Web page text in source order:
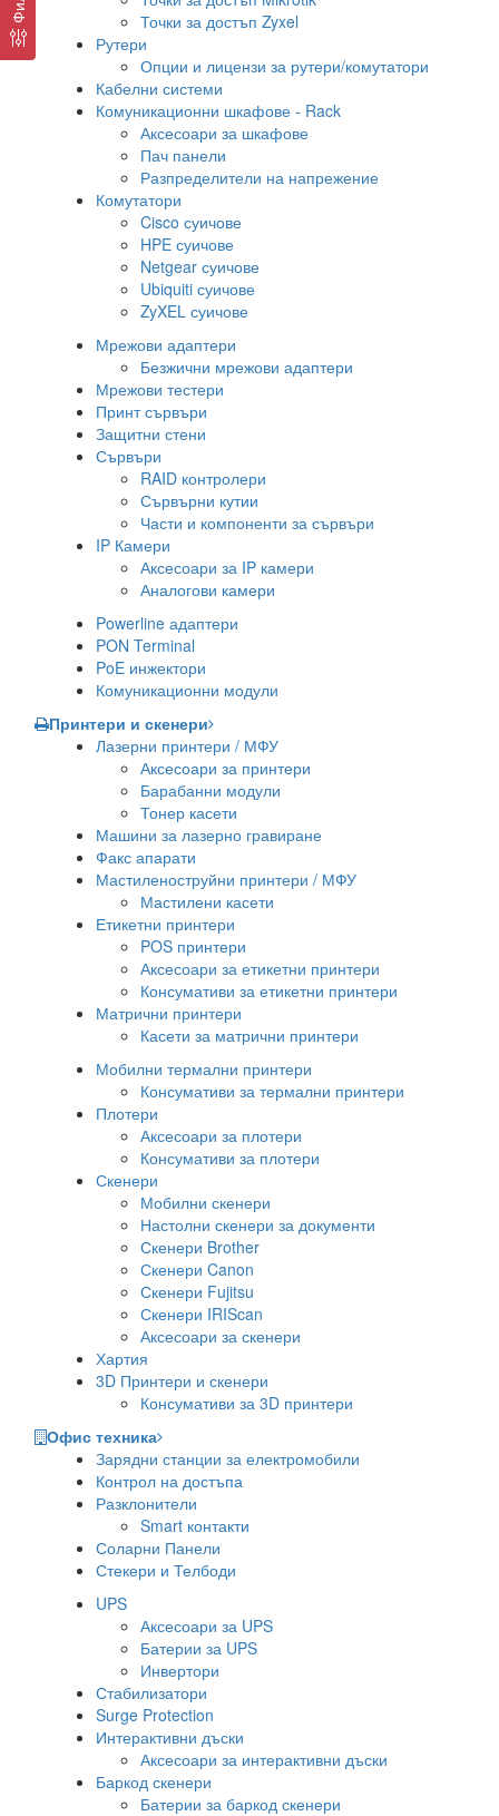
Точки за достъп Zyxel
Рутери
Опции и лицензи за рутери/комутатори
Кабелни системи
Комуникационни шкафове - Rack
Аксесоари за шкафове
Пач панели
Разпределители на напрежение
Комутатори
Cisco суичове
HPE суичове
Netgear суичове
Ubiquiti суичове
ZyXEL суичове
Мрежови адаптери
Безжични мрежови адаптери
Мрежови тестери
Принт сървъри
Защитни стени
Сървъри
RAID контролери
Сървърни кутии
Части и компоненти за сървъри
IP Камери
Аксесоари за IP камери
Аналогови камери
Powerline адаптери
PON Terminal
PoE инжектори
Комуникационни модули
Принтери и скенери
Лазерни принтери / МФУ
Аксесоари за принтери
Барабанни модули
Тонер касети
Машини за лазерно гравиране
Факс апарати
Мастиленоструйни принтери / МФУ
Мастилени касети
Етикетни принтери
POS принтери
Аксесоари за етикетни принтери
Консумативи за етикетни принтери
Матрични принтери
Касети за матрични принтери
Мобилни термални принтери
Консумативи за термални принтери
Плотери
Аксесоари за плотери
Консумативи за плотери
Скенери
Мобилни скенери
Настолни скенери за документи
Скенери Brother
Скенери Canon
Скенери Fujitsu
Скенери IRIScan
Аксесоари за скенери
Хартия
3D Принтери и скенери
Консумативи за 3D принтери
Офис техника
Зарядни станции за електромобили
Контрол на достъпа
Разклонители
Smart контакти
Соларни Панели
Стекери и Телбоди
UPS
Аксесоари за UPS
Батерии за UPS
Инвертори
Стабилизатори
Surge Protection
Интерактивни дъски
Аксесоари за интерактивни дъски
Баркод скенери
Батерии за баркод скенери